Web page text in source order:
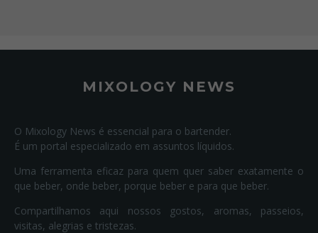
MIXOLOGY NEWS
O Mixology News é essencial para o bartender.
É um portal especializado em assuntos líquidos.
Uma ferramenta eficaz para quem quer saber exatamente o
que beber, onde beber, porque beber e para que beber.
Compartilhamos aqui nossos gostos, aromas, passeios,
visitas, alegrias e tristezas.